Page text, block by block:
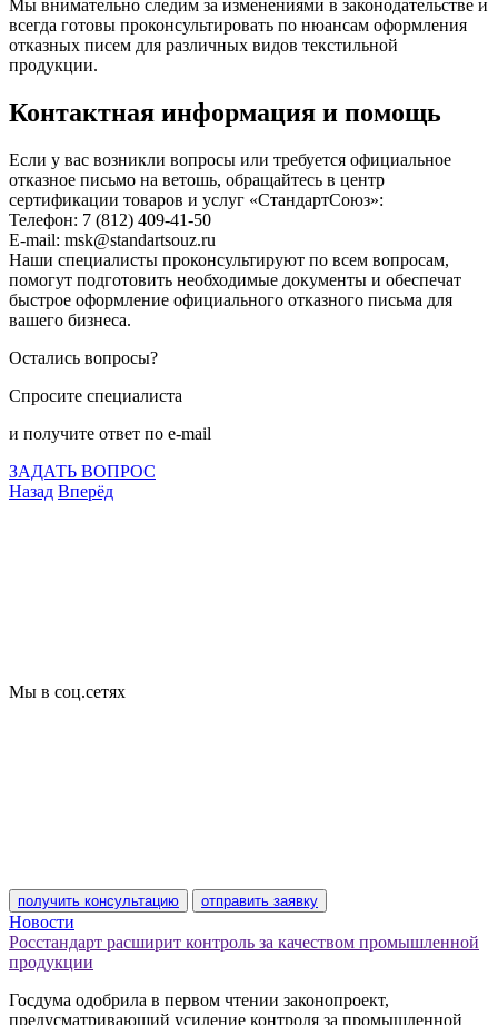
Мы внимательно следим за изменениями в законодательстве и
всегда готовы проконсультировать по нюансам оформления
отказных писем для различных видов текстильной
продукции.
Контактная информация и помощь
Если у вас возникли вопросы или требуется официальное
отказное письмо на ветошь, обращайтесь в центр
сертификации товаров и услуг «СтандартСоюз»:
Телефон: 7 (812) 409-41-50
E-mail: msk@standartsouz.ru
Наши специалисты проконсультируют по всем вопросам,
помогут подготовить необходимые документы и обеспечат
быстрое оформление официального отказного письма для
вашего бизнеса.
Остались вопросы?
Спросите специалиста
и получите ответ по e-mail
ЗАДАТЬ ВОПРОС
Назад Вперёд
Мы в соц.сетях
получить консультацию отправить заявку
Новости
Росстандарт расширит контроль за качеством промышленной
продукции
Госдума одобрила в первом чтении законопроект,
предусматривающий усиление контроля за промышленной